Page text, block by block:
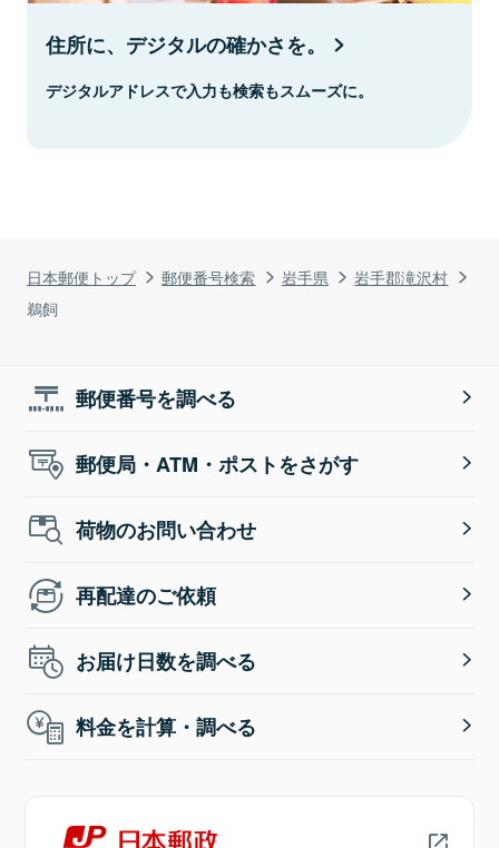
日本郵便トップ 郵便番号検索 岩手県
岩手郡滝沢村
鵜飼
住所に、デジタルの確かさを。
デジタルアドレスで入力も検索もスムーズに。
郵便番号を調べる
郵便局・ATM・ポストをさがす
荷物のお問い合わせ
再配達のご依頼
お届け日数を調べる
料金を計算・調べる